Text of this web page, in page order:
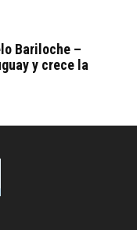
Bariloche –
y crece la